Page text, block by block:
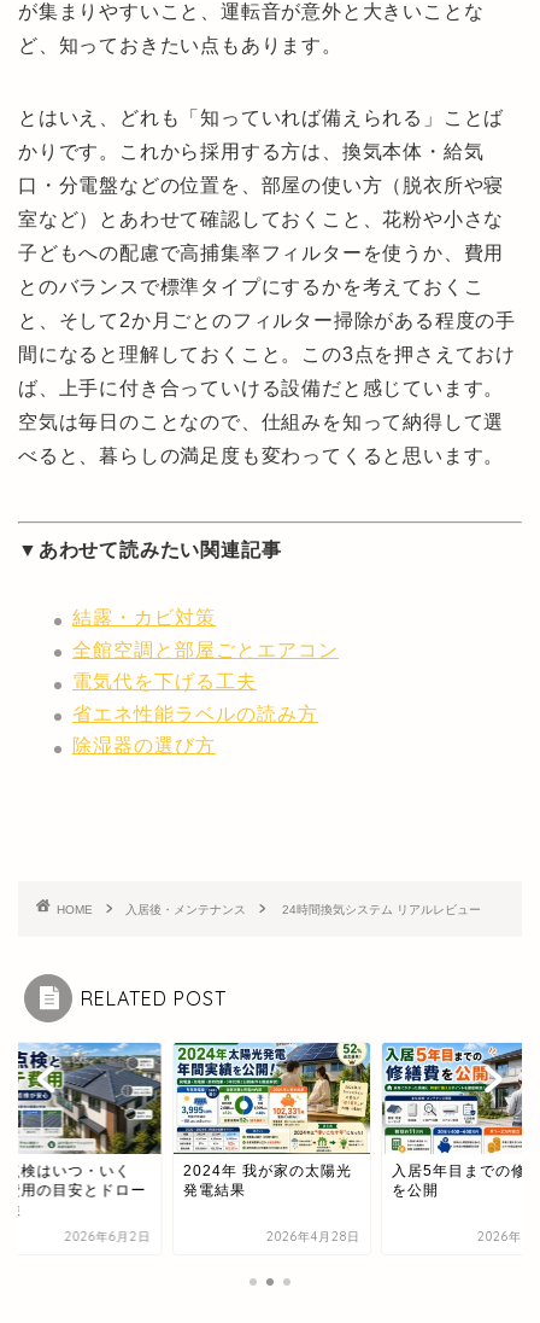
が集まりやすいこと、運転音が意外と大きいことな
ど、知っておきたい点もあります。
とはいえ、どれも「知っていれば備えられる」ことば
かりです。これから採用する方は、換気本体・給気
口・分電盤などの位置を、部屋の使い方（脱衣所や寝
室など）とあわせて確認しておくこと、花粉や小さな
子どもへの配慮で高捕集率フィルターを使うか、費用
とのバランスで標準タイプにするかを考えておくこ
と、そして2か月ごとのフィルター掃除がある程度の手
間になると理解しておくこと。この3点を押さえておけ
ば、上手に付き合っていける設備だと感じています。
空気は毎日のことなので、仕組みを知って納得して選
べると、暮らしの満足度も変わってくると思います。
▼あわせて読みたい関連記事
結露・カビ対策
全館空調と部屋ごとエアコン
電気代を下げる工夫
省エネ性能ラベルの読み方
除湿器の選び方
HOME 入居後・メンテナンス 24時間換気システム リアルレビュー
RELATED POST
く
ロー
2024年 我が家の太陽光
発電結果
入居5年目までの修繕費
屋根